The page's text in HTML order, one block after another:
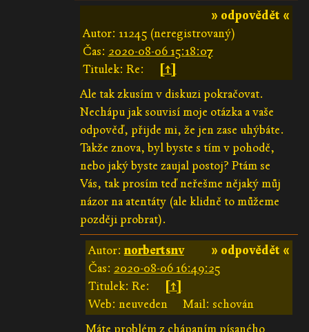
» odpovědět «
Autor: 11245 (neregistrovaný)
Čas: 2020-08-06 15:18:07
Titulek: Re:
[↑]
Ale tak zkusím v diskuzi pokračovat.
Nechápu jak souvisí moje otázka a vaše
odpověď, přijde mi, že jen zase uhýbáte.
Takže znova, byl byste s tím v pohodě,
nebo jaký byste zaujal postoj? Ptám se
Vás, tak prosím teď neřešme nějaký můj
názor na atentáty (ale klidně to můžeme
později probrat).
» odpovědět «
Autor:norbertsnv
Čas: 2020-08-06 16:49:25
Titulek: Re:
[↑]
Web: neuveden
Mail: schován
Máte problém z chápaním písaného